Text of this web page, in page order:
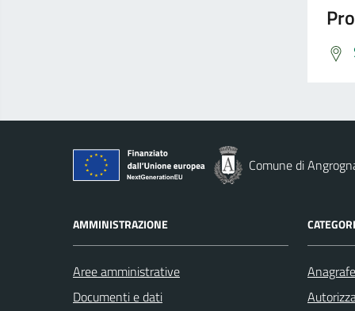
Comune di
AMMINISTRAZIONE
Aree amministrative
Documenti e dati